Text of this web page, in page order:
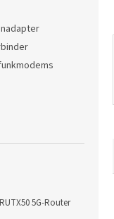
5G-Router